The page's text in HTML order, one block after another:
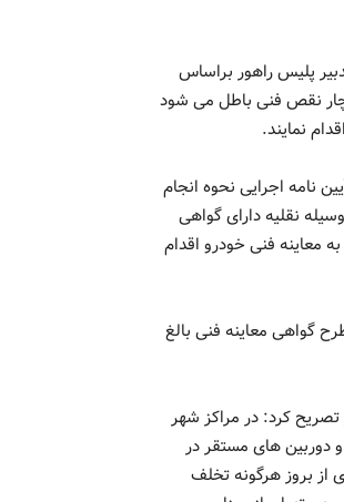
پلیس راهور براساس
نقص فنی باطل می شود
نمایند.
قمی یادآور شد: این موضوع حتی برای خودروهای سانحه دیده در تبصره ماده ۷ آیین نامه اجرایی نحوه انجام
نقلیه دارای گواهی
معاینه فنی خودرو اقدام
گواهی معاینه فنی بالغ
کرد: در مراکز شهر
دوربین های مستقر در
از بروز هرگونه تخلف